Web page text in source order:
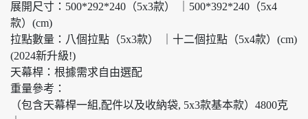
展開尺寸：500*292*240（5x3款） ｜500*392*240（5x4
款）(cm)
拉點數量：八個拉點（5x3款） ｜十二個拉點（5x4款）(cm)
(2024新升級!)
天幕桿：根據需求自由選配
重量參考：
（包含天幕桿一組,配件以及收納袋, 5x3款基本款）4800克